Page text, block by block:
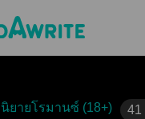
นิยายโรมานซ์ (18+) 41